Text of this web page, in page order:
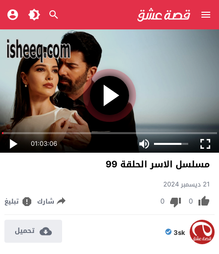
01:03:06
مسلسل الاسر الحلقة 99
21 ديسمبر 2024
0
0 شارك تبليغ
3sk تحميل